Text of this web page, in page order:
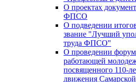
О проектах
ФПСО
О подведении
звание "Лучший
труда ФПСО"
О проведении
работающей
посвященного 110-
движения